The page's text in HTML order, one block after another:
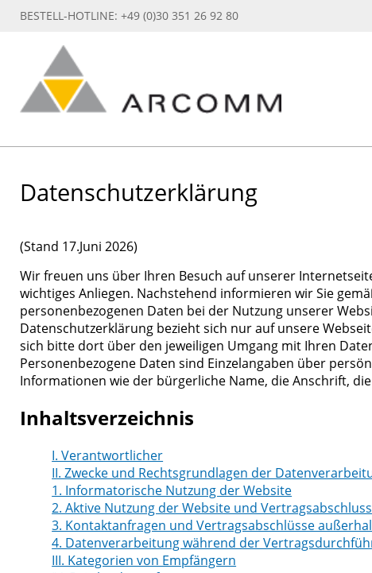
BESTELL-HOTLINE: +49 (0)30 351 26 92 80
Datenschutzerklärung
(Stand 17.Juni 2026)
Wir freuen uns über Ihren Besuch auf unserer
wichtiges Anliegen. Nachstehend informieren wir Sie
personenbezogenen Daten bei der Nutzung unserer
Datenschutzerklärung bezieht sich nur auf unsere
sich bitte dort über den jeweiligen Umgang mit Ihren
Personenbezogene Daten sind Einzelangaben über
Informationen wie der bürgerliche Name, die Anschrift,
Inhaltsverzeichnis
I. Verantwortlicher
II. Zwecke und Rechtsgrundlagen der
1. Informatorische Nutzung der Website
2. Aktive Nutzung der Website und Vertragsabschluss
3. Kontaktanfragen und Vertragsabschlüsse
4. Datenverarbeitung während der
III. Kategorien von Empfängern